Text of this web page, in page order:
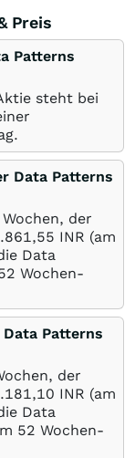
Preis
Patterns
steht bei
Data Patterns
der
INR (am
Data
Wochen-
Patterns
der
INR (am
Data
52 Wochen-